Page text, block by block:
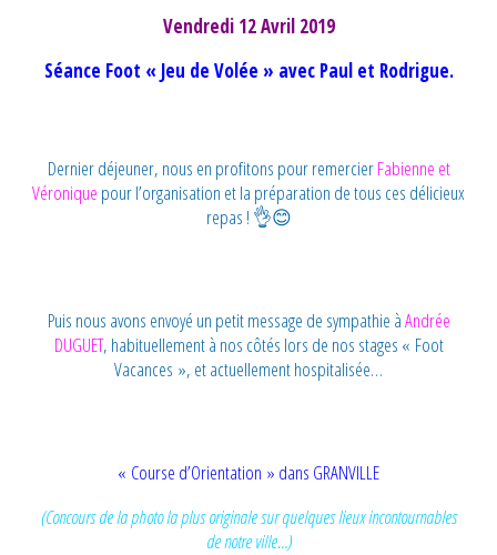
Vendredi 12 Avril 2019
Séance Foot « Jeu de Volée » avec Paul et Rodrigue.
Dernier déjeuner, nous en profitons pour remercierFabienne et
Véronique pour l’organisation et la préparation de tous ces délicieux
repas ! 👌😊
Puis nous avons envoyé un petit message de sympathie àAndrée
DUGUET, habituellement à nos côtés lors de nos stages « Foot
Vacances », et actuellement hospitalisée…
« Course d’Orientation » dans GRANVILLE
(Concours de la photo la plus originale sur quelques lieux incontournables
de notre ville…)